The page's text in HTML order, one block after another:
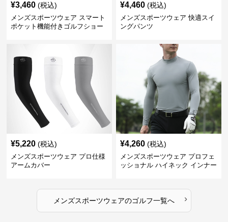
¥3,460 (税込)
メンズスポーツウェア スマート
ポケット機能付きゴルフショー
¥4,460 (税込)
メンズスポーツウェア 快適スイ
ングパンツ
¥5,220 (税込)
メンズスポーツウェア プロ仕様
アームカバー
¥4,260 (税込)
メンズスポーツウェア プロフェ
ッショナル ハイネック インナー
メンズスポーツウェアのゴルフ一覧へ ›